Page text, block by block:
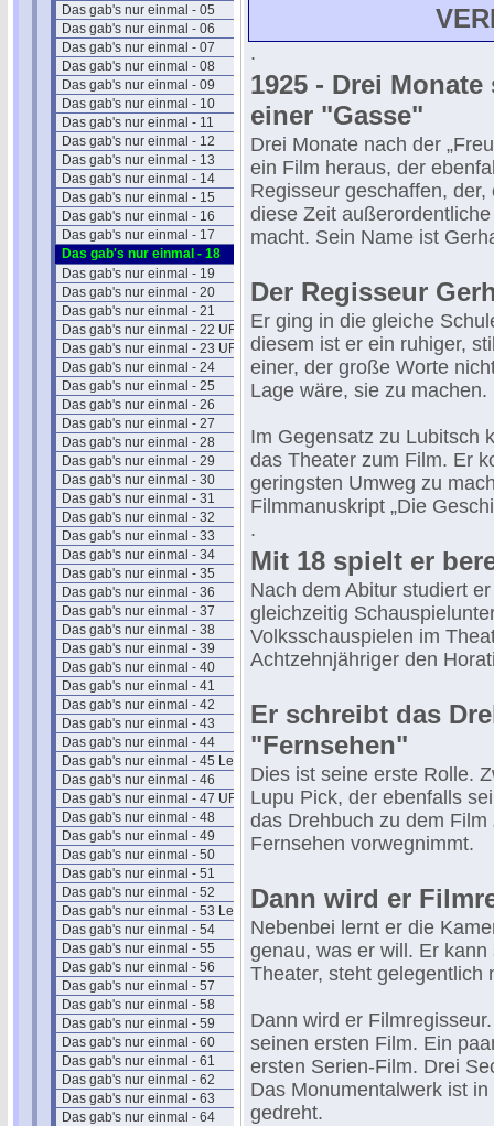
Das gab's nur einmal - 05
Das gab's nur einmal - 06
Das gab's nur einmal - 07
Das gab's nur einmal - 08
Das gab's nur einmal - 09
Das gab's nur einmal - 10
Das gab's nur einmal - 11
Das gab's nur einmal - 12
Das gab's nur einmal - 13
Das gab's nur einmal - 14
Das gab's nur einmal - 15
Das gab's nur einmal - 16
Das gab's nur einmal - 17
Das gab's nur einmal - 18
Das gab's nur einmal - 19
Das gab's nur einmal - 20
Das gab's nur einmal - 21
Das gab's nur einmal - 22 UFA
Das gab's nur einmal - 23 UFA
Das gab's nur einmal - 24
Das gab's nur einmal - 25
Das gab's nur einmal - 26
Das gab's nur einmal - 27
Das gab's nur einmal - 28
Das gab's nur einmal - 29
Das gab's nur einmal - 30
Das gab's nur einmal - 31
Das gab's nur einmal - 32
Das gab's nur einmal - 33
Das gab's nur einmal - 34
Das gab's nur einmal - 35
Das gab's nur einmal - 36
Das gab's nur einmal - 37
Das gab's nur einmal - 38
Das gab's nur einmal - 39
Das gab's nur einmal - 40
Das gab's nur einmal - 41
Das gab's nur einmal - 42
Das gab's nur einmal - 43
Das gab's nur einmal - 44
Das gab's nur einmal - 45 Leander
Das gab's nur einmal - 46
Das gab's nur einmal - 47 UFA
Das gab's nur einmal - 48
Das gab's nur einmal - 49
Das gab's nur einmal - 50
Das gab's nur einmal - 51
Das gab's nur einmal - 52
Das gab's nur einmal - 53 Leander
Das gab's nur einmal - 54
Das gab's nur einmal - 55
Das gab's nur einmal - 56
Das gab's nur einmal - 57
Das gab's nur einmal - 58
Das gab's nur einmal - 59
Das gab's nur einmal - 60
Das gab's nur einmal - 61
Das gab's nur einmal - 62
Das gab's nur einmal - 63
Das gab's nur einmal - 64
.
1925 - Drei
einer "Gasse"
Drei Monate nach der
ein Film heraus, der
Regisseur geschaffen,
diese Zeit
macht. Sein Name ist
Der Regisseur
Er ging in die gleiche
diesem ist er ein ruhiger,
einer, der große Worte
Lage wäre, sie zu machen.
Im Gegensatz zu Lubitsch
das Theater zum Film. Er
geringsten Umweg zu
Filmmanuskript „Die
.
Mit 18 spielt er
Nach dem Abitur studiert
gleichzeitig
Volksschauspielen im
Achtzehnjähriger den
Er schreibt das
"Fernsehen"
Dies ist seine erste Rolle.
Lupu Pick, der ebenfalls
das Drehbuch zu dem
Fernsehen vorwegnimmt.
Dann wird er
Nebenbei lernt er die
genau, was er will. Er
Theater, steht gelegentlich
Dann wird er
seinen ersten Film. Ein
ersten Serien-Film. Drei
Das Monumentalwerk ist
gedreht.